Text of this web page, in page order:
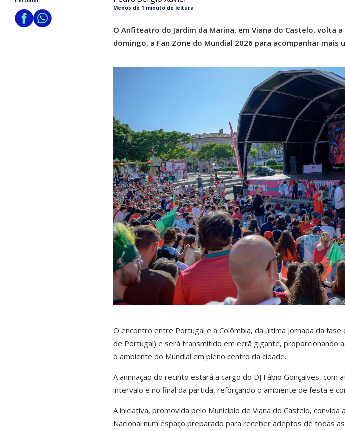
Menos de 1 minuto de leitura
O Anfiteatro do Jardim da Marina, em Viana do Castelo, volta
domingo, a Fan Zone do Mundial 2026 para acompanhar mais
O encontro entre Portugal e a Colômbia, da última jornada da
de Portugal) e será transmitido em ecrã gigante, proporcionando
o ambiente do Mundial em pleno centro da cidade.
A animação do recinto estará a cargo do DJ Fábio Gonçalves, com
intervalo e no final da partida, reforçando o ambiente de festa e
A iniciativa, promovida pelo Município de Viana do Castelo, convida
Nacional num espaço preparado para receber adeptos de todas